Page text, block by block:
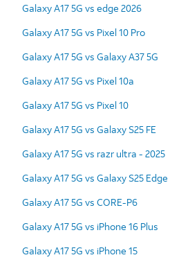
Galaxy A17 5G vs edge 2026
Galaxy A17 5G vs Pixel 10 Pro
Galaxy A17 5G vs Galaxy A37 5G
Galaxy A17 5G vs Pixel 10a
Galaxy A17 5G vs Pixel 10
Galaxy A17 5G vs Galaxy S25 FE
Galaxy A17 5G vs razr ultra - 2025
Galaxy A17 5G vs Galaxy S25 Edge
Galaxy A17 5G vs CORE-P6
Galaxy A17 5G vs iPhone 16 Plus
Galaxy A17 5G vs iPhone 15